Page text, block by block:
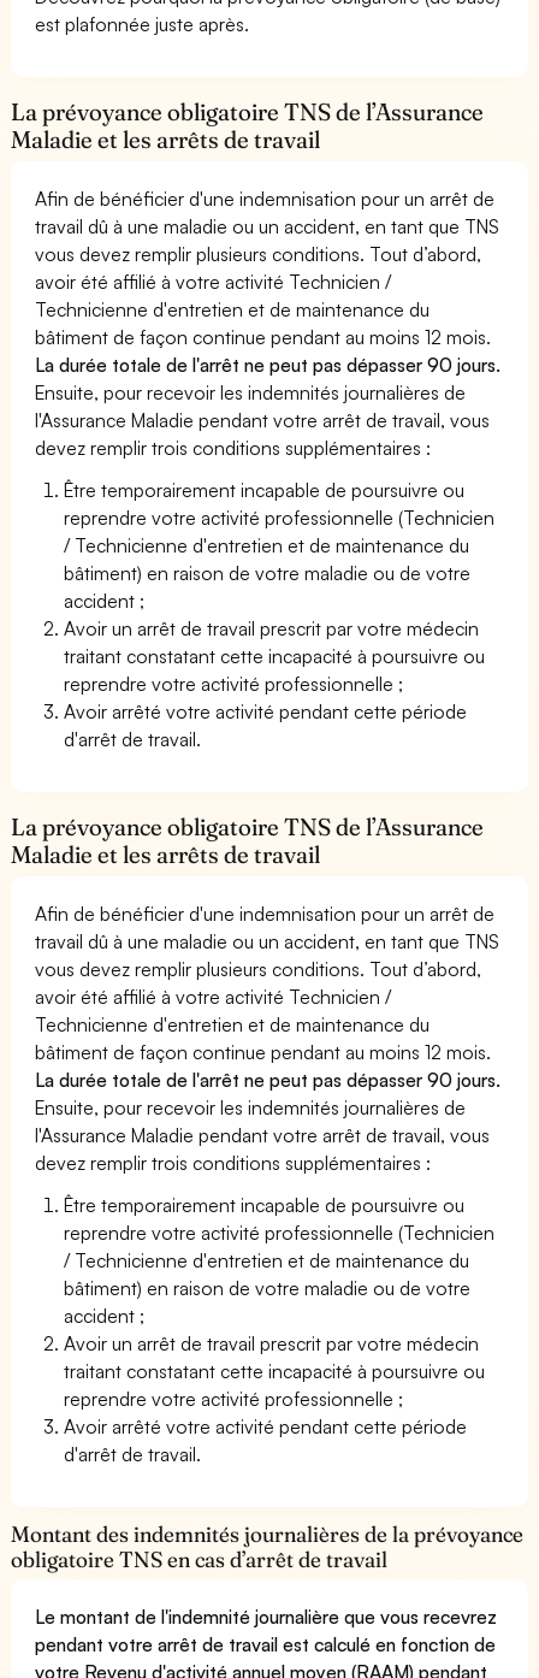
est plafonnée juste après.
La prévoyance obligatoire TNS de l’Assurance
Maladie et les arrêts de travail
Afin de bénéficier d'une indemnisation pour un arrêt de
travail dû à une maladie ou un accident, en tant que TNS
vous devez remplir plusieurs conditions. Tout d’abord,
avoir été affilié à votre activité Technicien /
Technicienne d'entretien et de maintenance du
bâtiment de façon continue pendant au moins 12 mois.
La durée totale de l'arrêt ne peut pas dépasser 90 jours.
Ensuite, pour recevoir les indemnités journalières de
l'Assurance Maladie pendant votre arrêt de travail, vous
devez remplir trois conditions supplémentaires :
Être temporairement incapable de poursuivre ou
reprendre votre activité professionnelle (Technicien
/ Technicienne d'entretien et de maintenance du
bâtiment) en raison de votre maladie ou de votre
accident ;
Avoir un arrêt de travail prescrit par votre médecin
traitant constatant cette incapacité à poursuivre ou
reprendre votre activité professionnelle ;
Avoir arrêté votre activité pendant cette période
d'arrêt de travail.
La prévoyance obligatoire TNS de l’Assurance
Maladie et les arrêts de travail
Afin de bénéficier d'une indemnisation pour un arrêt de
travail dû à une maladie ou un accident, en tant que TNS
vous devez remplir plusieurs conditions. Tout d’abord,
avoir été affilié à votre activité Technicien /
Technicienne d'entretien et de maintenance du
bâtiment de façon continue pendant au moins 12 mois.
La durée totale de l'arrêt ne peut pas dépasser 90 jours.
Ensuite, pour recevoir les indemnités journalières de
l'Assurance Maladie pendant votre arrêt de travail, vous
devez remplir trois conditions supplémentaires :
Être temporairement incapable de poursuivre ou
reprendre votre activité professionnelle (Technicien
/ Technicienne d'entretien et de maintenance du
bâtiment) en raison de votre maladie ou de votre
accident ;
Avoir un arrêt de travail prescrit par votre médecin
traitant constatant cette incapacité à poursuivre ou
reprendre votre activité professionnelle ;
Avoir arrêté votre activité pendant cette période
d'arrêt de travail.
Montant des indemnités journalières de la prévoyance
obligatoire TNS en cas d’arrêt de travail
Le montant de l'indemnité journalière que vous recevrez
pendant votre arrêt de travail est calculé en fonction de
votre Revenu d'activité annuel moyen (RAAM) pendant